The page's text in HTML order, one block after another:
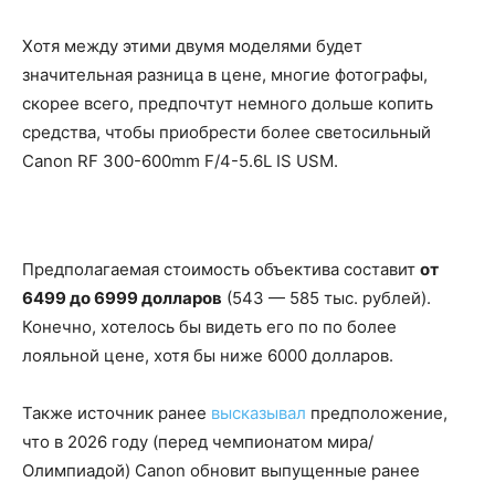
Хотя между этими двумя моделями будет
значительная разница в цене, многие фотографы,
скорее всего, предпочтут немного дольше копить
средства, чтобы приобрести более светосильный
Canon RF 300-600mm F/4-5.6L IS USM.
Предполагаемая стоимость объектива составит от
6499 до 6999 долларов (543 — 585 тыс. рублей).
Конечно, хотелось бы видеть его по по более
лояльной цене, хотя бы ниже 6000 долларов.
Также источник ранее высказывал предположение,
что в 2026 году (перед чемпионатом мира/
Олимпиадой) Canon обновит выпущенные ранее